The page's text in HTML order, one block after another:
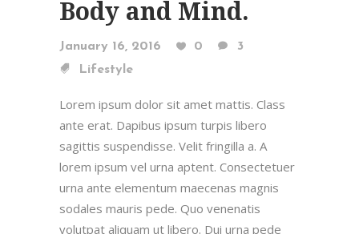
Body and Mind.
January 16, 2016 0
3
Lifestyle
Lorem ipsum dolor sit amet mattis. Class
ante erat. Dapibus ipsum turpis libero
sagittis suspendisse. Velit fringilla a. A
lorem ipsum vel urna aptent. Consectetuer
urna ante elementum maecenas magnis
sodales mauris pede. Quo venenatis
volutpat aliquam ut libero. Dui urna pede